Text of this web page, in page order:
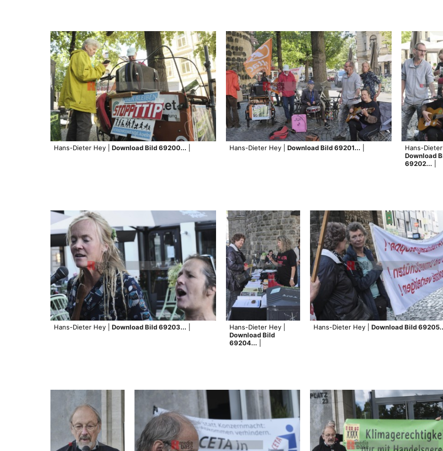
Hans-Dieter Hey | Download Bild 69200... Hans-Dieter Hey | Download Bild 69201...
Hans-
Download
69202...
Hans-Dieter Hey | Download Bild 69203...
Hans-Dieter Hey |
Download Bild
69204...
Hans-Dieter Hey | Download Bild